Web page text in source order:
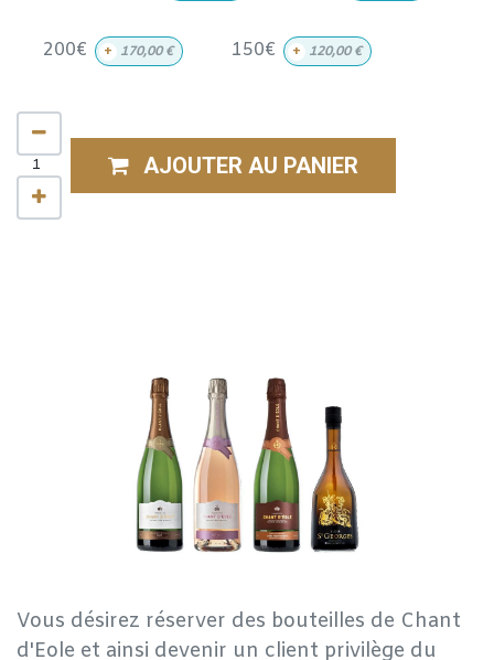
200€ + 170,00€ 150€ + 120,00€
AJOUTER AU PANIER
Vous désirez réserver des bouteilles de Chant
d'Eole et ainsi devenir un client privilège du